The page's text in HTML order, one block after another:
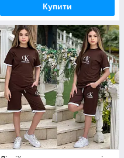
Купити